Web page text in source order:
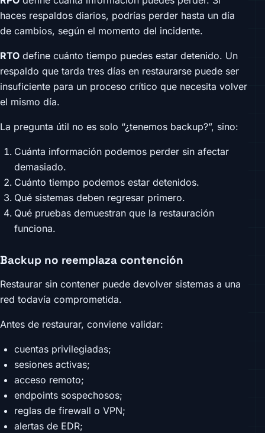
haces respaldos diarios, podrías perder hasta un día
de cambios, según el momento del incidente.
RTO define cuánto tiempo puedes estar detenido. Un
respaldo que tarda tres días en restaurarse puede ser
insuficiente para un proceso crítico que necesita volver
el mismo día.
La pregunta útil no es solo “¿tenemos backup?”, sino:
Cuánta información podemos perder sin afectar
demasiado.
Cuánto tiempo podemos estar detenidos.
Qué sistemas deben regresar primero.
Qué pruebas demuestran que la restauración
funciona.
Backup no reemplaza contención
Restaurar sin contener puede devolver sistemas a una
red todavía comprometida.
Antes de restaurar, conviene validar:
cuentas privilegiadas;
sesiones activas;
acceso remoto;
endpoints sospechosos;
reglas de firewall o VPN;
alertas de EDR;